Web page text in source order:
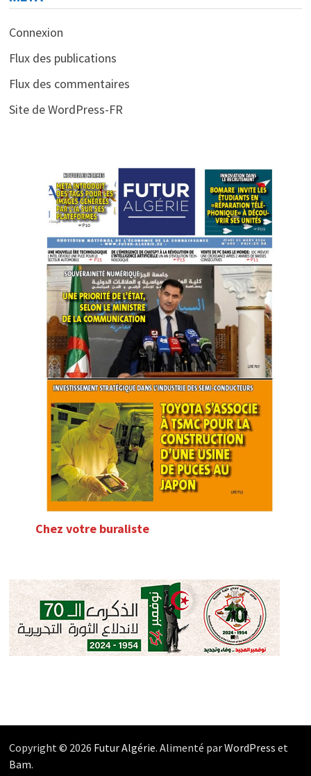
Connexion
Flux des publications
Flux des commentaires
Site de WordPress-FR
Chez votre buraliste
Copyright © 2026 Futur Algérie. Alimenté parWordPress et
Bam.